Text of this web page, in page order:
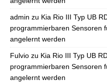
admin zu Kia Rio III Typ UB
programmierbaren Sensoren
angelernt werden
Fulvio zu Kia Rio III Typ UB
programmierbaren Sensoren
angelernt werden